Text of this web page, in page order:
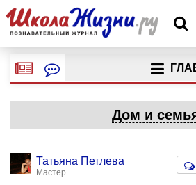
Дом и
Татьяна Петлева
Мастер